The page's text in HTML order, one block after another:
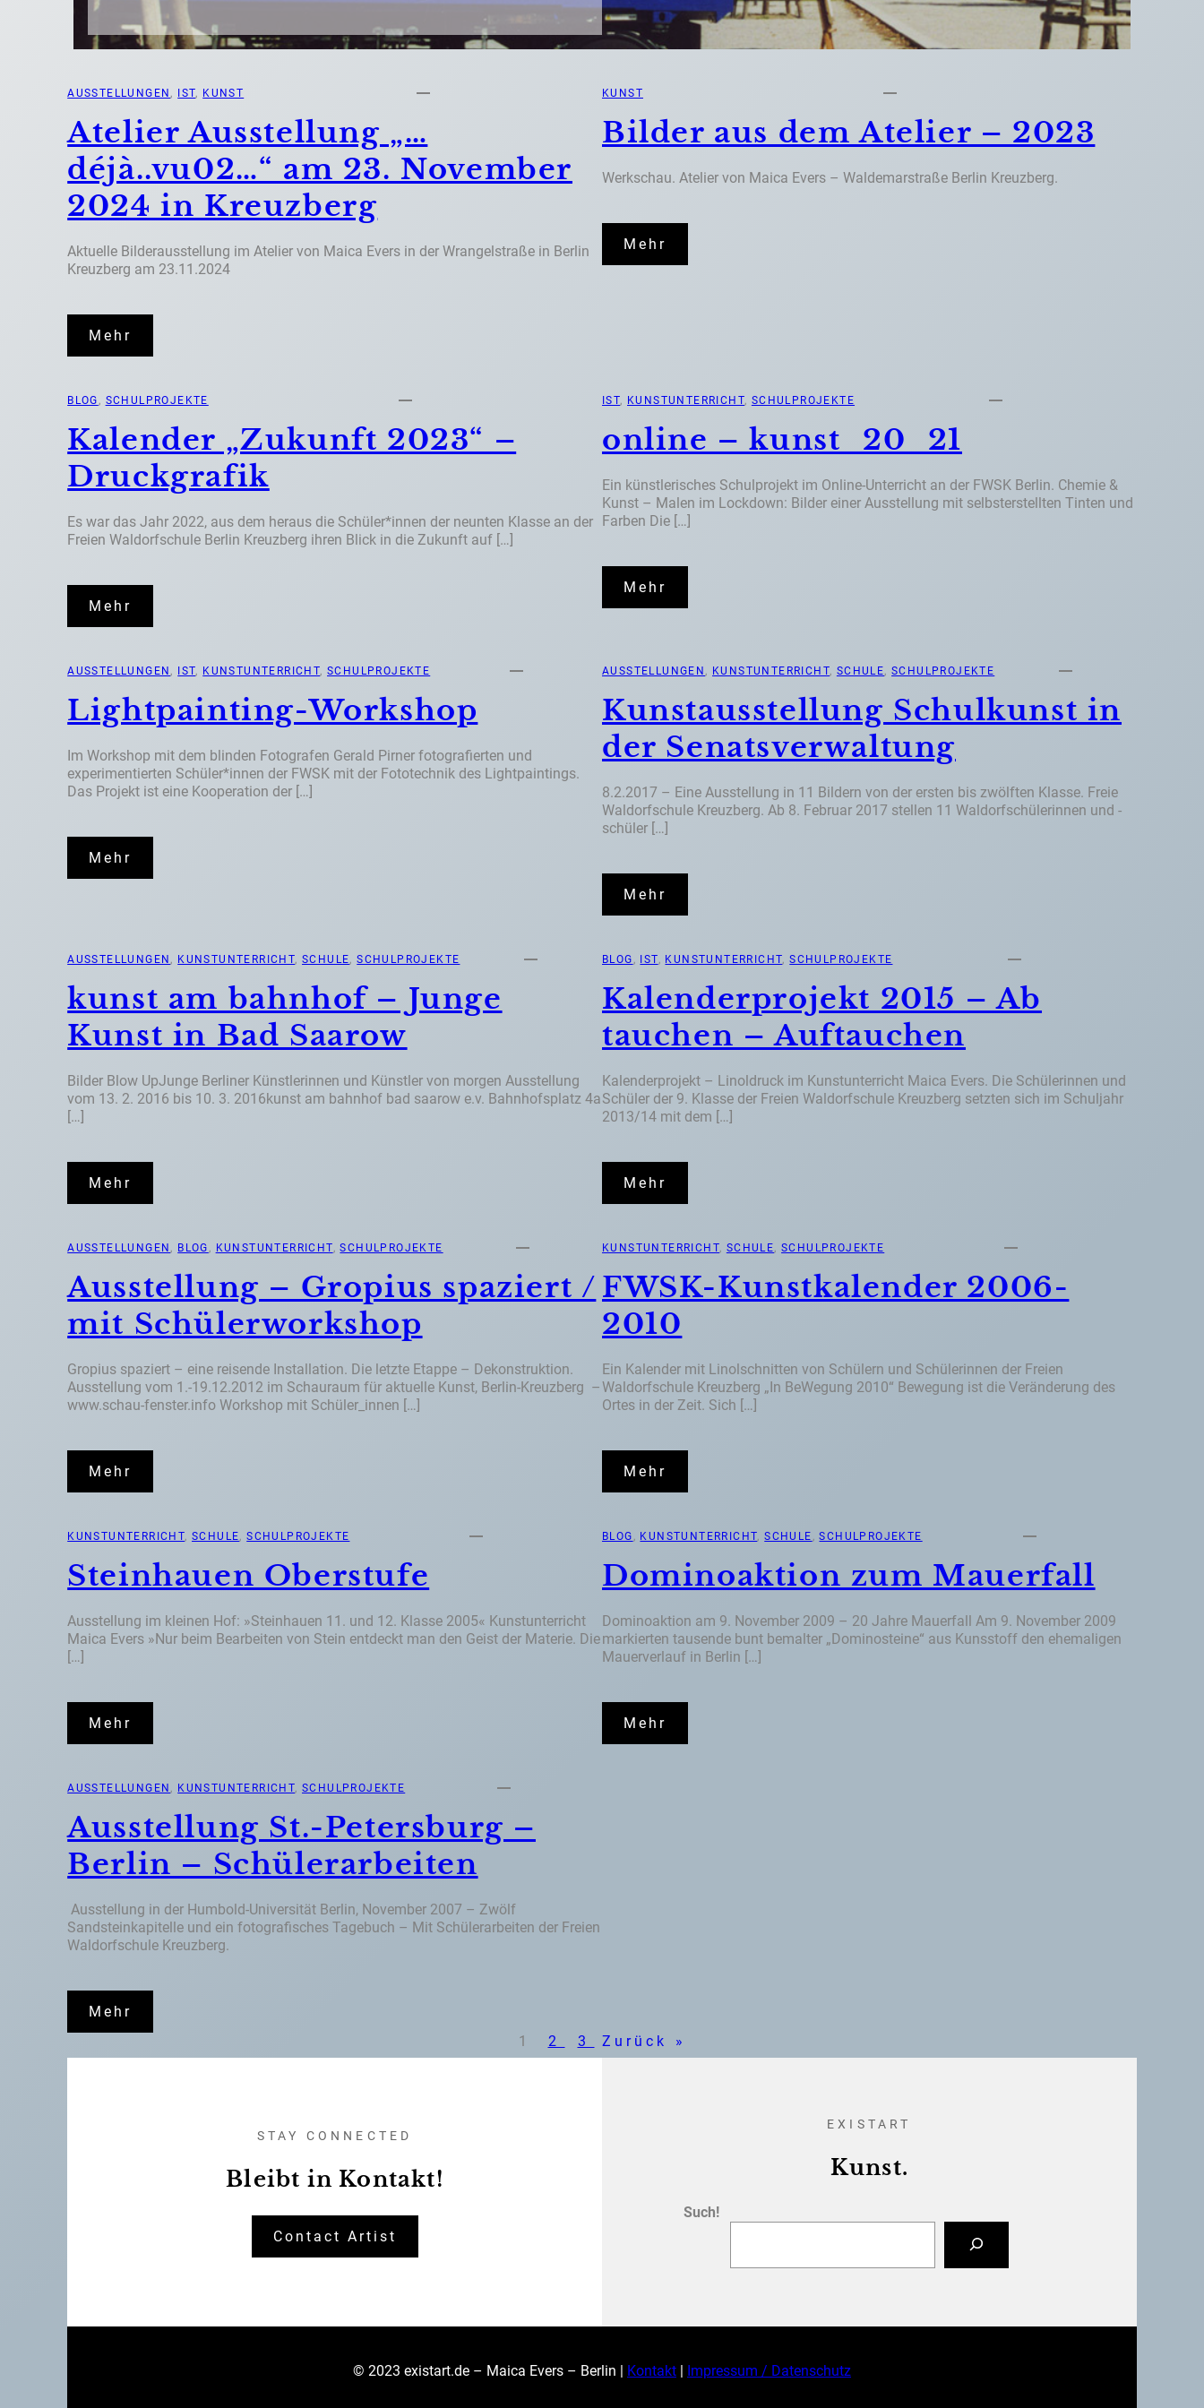
AUSSTELLUNGEN IST KUNST
Atelier Ausstellung „…
déjà..vu02…“ am 23. November
2024 in Kreuzberg
Aktuelle Bilderausstellung im Atelier von Maica Evers in der Wrangelstraße in Berlin
Kreuzberg am 23.11.2024
Mehr
KUNST
Bilder aus dem Atelier – 2023
Werkschau. Atelier von Maica Evers – Waldemarstraße Berlin Kreuzberg.
Mehr
BLOG SCHULPROJEKTE
Kalender „Zukunft 2023“ –
Druckgrafik
Es war das Jahr 2022, aus dem heraus die Schüler*innen der neunten Klasse an der
Freien Waldorfschule Berlin Kreuzberg ihren Blick in die Zukunft auf […]
Mehr
IST KUNSTUNTERRICHT SCHULPROJEKTE
online – kunst_20_21
Ein künstlerisches Schulprojekt im Online-Unterricht an der FWSK Berlin. Chemie &
Kunst – Malen im Lockdown: Bilder einer Ausstellung mit selbsterstellten Tinten und
Farben Die […]
Mehr
AUSSTELLUNGEN IST KUNSTUNTERRICHT , SCHULPROJEKTE
Lightpainting-Workshop
Im Workshop mit dem blinden Fotografen Gerald Pirner fotografierten und
experimentierten Schüler*innen der FWSK mit der Fototechnik des Lightpaintings.
Das Projekt ist eine Kooperation der […]
Mehr
AUSSTELLUNGEN KUNSTUNTERRICHT SCHULE , SCHULPROJEKTE
Kunstausstellung Schulkunst in
der Senatsverwaltung
8.2.2017 – Eine Ausstellung in 11 Bildern von der ersten bis zwölften Klasse. Freie
Waldorfschule Kreuzberg. Ab 8. Februar 2017 stellen 11 Waldorfschülerinnen und -
schüler […]
Mehr
AUSSTELLUNGEN KUNSTUNTERRICHT , SCHULE , SCHULPROJEKTE
kunst am bahnhof – Junge
Kunst in Bad Saarow
Bilder Blow UpJunge Berliner Künstlerinnen und Künstler von morgen Ausstellung
vom 13. 2. 2016 bis 10. 3. 2016kunst am bahnhof bad saarow e.v. Bahnhofsplatz 4a
[…]
Mehr
BLOG IST KUNSTUNTERRICHT , SCHULPROJEKTE
Kalenderprojekt 2015 – Ab
tauchen – Auftauchen
Kalenderprojekt – Linoldruck im Kunstunterricht Maica Evers. Die Schülerinnen und
Schüler der 9. Klasse der Freien Waldorfschule Kreuzberg setzten sich im Schuljahr
2013/14 mit dem […]
Mehr
AUSSTELLUNGEN BLOG KUNSTUNTERRICHT , SCHULPROJEKTE
Ausstellung – Gropius spaziert /
mit Schülerworkshop
Gropius spaziert – eine reisende Installation. Die letzte Etappe – Dekonstruktion.
Ausstellung vom 1.-19.12.2012 im Schauraum für aktuelle Kunst, Berlin-Kreuzberg –
www.schau-fenster.info Workshop mit Schüler_innen […]
Mehr
KUNSTUNTERRICHT SCHULE , SCHULPROJEKTE
FWSK-Kunstkalender 2006-
2010
Ein Kalender mit Linolschnitten von Schülern und Schülerinnen der Freien
Waldorfschule Kreuzberg „In BeWegung 2010“ Bewegung ist die Veränderung des
Ortes in der Zeit. Sich […]
Mehr
KUNSTUNTERRICHT , SCHULE , SCHULPROJEKTE
Steinhauen Oberstufe
Ausstellung im kleinen Hof: »Steinhauen 11. und 12. Klasse 2005« Kunstunterricht
Maica Evers »Nur beim Bearbeiten von Stein entdeckt man den Geist der Materie. Die
[…]
Mehr
BLOG KUNSTUNTERRICHT , SCHULE , SCHULPROJEKTE
Dominoaktion zum Mauerfall
Dominoaktion am 9. November 2009 – 20 Jahre Mauerfall Am 9. November 2009
markierten tausende bunt bemalter „Dominosteine“ aus Kunsstoff den ehemaligen
Mauerverlauf in Berlin […]
Mehr
AUSSTELLUNGEN KUNSTUNTERRICHT , SCHULPROJEKTE
Ausstellung St.-Petersburg –
Berlin – Schülerarbeiten
Ausstellung in der Humbold-Universität Berlin, November 2007 – Zwölf
Sandsteinkapitelle und ein fotografisches Tagebuch – Mit Schülerarbeiten der Freien
Waldorfschule Kreuzberg.
Mehr
1
2 3 Zurück »
STAY CONNECTED
Bleibt in Kontakt!
Contact Artist
EXISTART
Kunst.
Such!
© 2023 existart.de – Maica Evers – Berlin | Kontakt Impressum / Datenschutz